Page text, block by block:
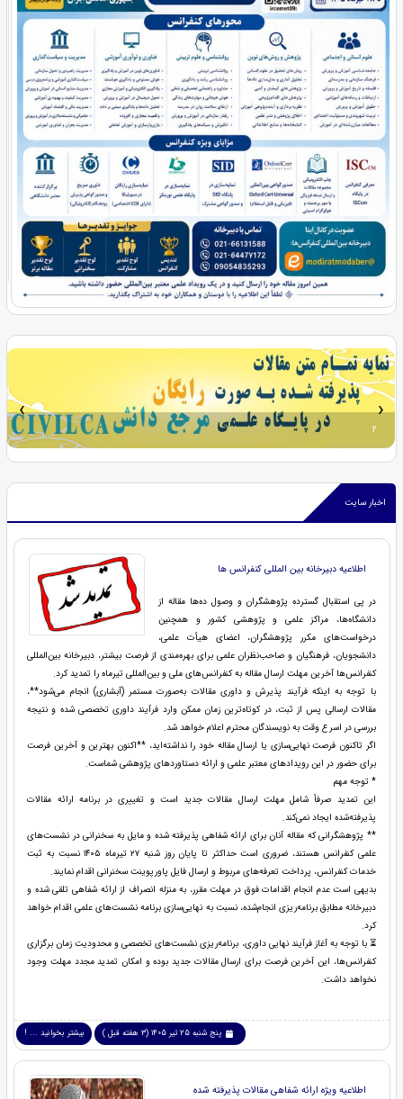
2
‹ ›
اخبار سایت
اطلاعیه دبیرخانه بین المللی کنفرانس ها
در پی استقبال گسترده پژوهشگران و وصول ده‌ها مقاله از
دانشگاه‌ها، مراکز علمی و پژوهشی کشور و همچنین
درخواست‌های مکرر پژوهشگران، اعضای هیأت علمی،
دانشجویان، فرهنگیان و صاحب‌نظران علمی برای بهره‌مندی از فرصت بیشتر، دبیرخانه بین‌المللی
کنفرانس‌ها آخرین مهلت ارسال مقاله به کنفرانس‌های ملی و بین‌المللی تیرماه را تمدید کرد.
با توجه به اینکه فرآیند پذیرش و داوری مقالات به‌صورت مستمر (آبشاری) انجام می‌شود**،
مقالات ارسالی پس از ثبت، در کوتاه‌ترین زمان ممکن وارد فرآیند داوری تخصصی شده و نتیجه
بررسی در اسرع وقت به نویسندگان محترم اعلام خواهد شد.
اگر تاکنون فرصت نهایی‌سازی یا ارسال مقاله خود را نداشته‌اید، **اکنون بهترین و آخرین فرصت
برای حضور در این رویدادهای معتبر علمی و ارائه دستاوردهای پژوهشی شماست.
* توجه مهم
این تمدید صرفاً شامل مهلت ارسال مقالات جدید است و تغییری در برنامه ارائه مقالات
پذیرفته‌شده ایجاد نمی‌کند.
** پژوهشگرانی که مقاله آنان برای ارائه شفاهی پذیرفته شده و مایل به سخنرانی در نشست‌های
علمی کنفرانس هستند، ضروری است حداکثر تا پایان روز شنبه ۲۷ تیرماه ۱۴۰۵ نسبت به ثبت
خدمات کنفرانس، پرداخت تعرفه‌های مربوط و ارسال فایل پاورپوینت سخنرانی اقدام نمایند.
بدیهی است عدم انجام اقدامات فوق در مهلت مقرر، به منزله انصراف از ارائه شفاهی تلقی شده و
دبیرخانه مطابق برنامه‌ریزی انجام‌شده، نسبت به نهایی‌سازی برنامه نشست‌های علمی اقدام خواهد
کرد.
⏳ با توجه به آغاز فرآیند نهایی داوری، برنامه‌ریزی نشست‌های تخصصی و محدودیت زمان برگزاری
کنفرانس‌ها، این آخرین فرصت برای ارسال مقالات جدید بوده و امکان تمدید مجدد مهلت وجود
نخواهد داشت.
پنج شنبه 25 تیر 1405 (3 هفته قبل ) بیشتر بخوانید ... !
اطلاعیه ویژه ارائه شفاهی مقالات پذیرفته شده